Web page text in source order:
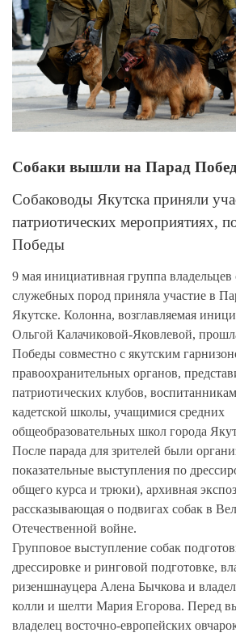
Собаки вышли на Парад
Собаководы Якутска приняли
патриотических мероприятиях,
Победы
9 мая инициативная группа владельцев
служебных пород приняла участие в
Якутске. Колонна, возглавляемая
Ольгой Калачиковой-Яковлевой,
Победы совместно с якутским
правоохранительных органов,
патриотических клубов,
кадетской школы, учащимися средних
общеобразовательных школ города
После парада для зрителей были
показательные выступления по
общего курса и трюки), архивная
рассказывающая о подвигах собак в
Отечественной войне.
Групповое выступление собак
дрессировке и ринговой подготовке,
ризеншнауцера Алена Бычкова и
колли и шелти Мария Егорова. Перед
владелец восточно-европейских